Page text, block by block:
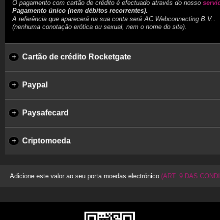
O pagamento com cartão de crédito é efectuado através do nosso
Pagamento único (nem débitos recorrentes).
A referência que aparecerá na sua conta será
.
(nenhuma conotação erótica ou sexual, nem o nome do site).
+ Cartão de crédito Rocketgate
+ Paypal
+ Paysafecard
+ Criptomoeda
Adicione este valor ao seu porta moedas electrónico (ART. 9 DAS